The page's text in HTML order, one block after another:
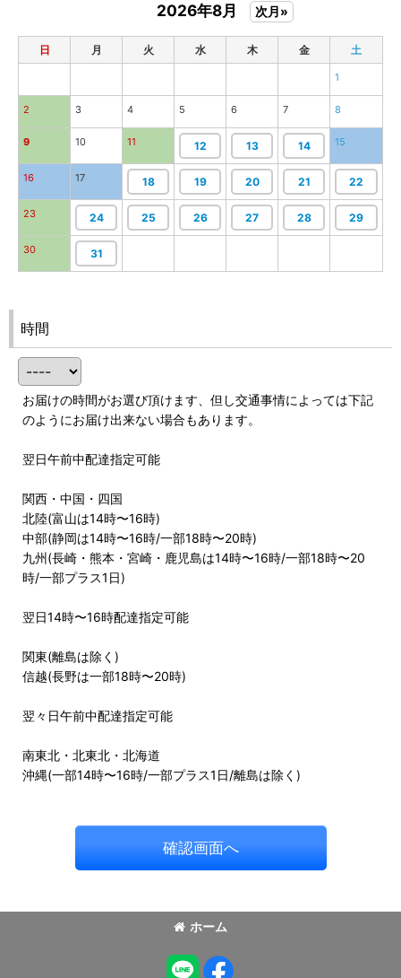
2026年8月 次月»
日 月 火 水 木 金 土
1
2 3 4 5 6 7 8
9 10 11 12 13 14 15
16 17 18 19 20 21 22
23 24 25 26 27 28 29
30 31
時間
お届けの時間がお選び頂けます、但し交通事情によっては下記
のようにお届け出来ない場合もあります。
翌日午前中配達指定可能
関西・中国・四国
北陸(富山は14時〜16時)
中部(静岡は14時〜16時/一部18時〜20時)
九州(長崎・熊本・宮崎・鹿児島は14時〜16時/一部18時〜20
時/一部プラス1日)
翌日14時〜16時配達指定可能
関東(離島は除く)
信越(長野は一部18時〜20時)
翌々日午前中配達指定可能
南東北・北東北・北海道
沖縄(一部14時〜16時/一部プラス1日/離島は除く)
確認画面へ
ホーム